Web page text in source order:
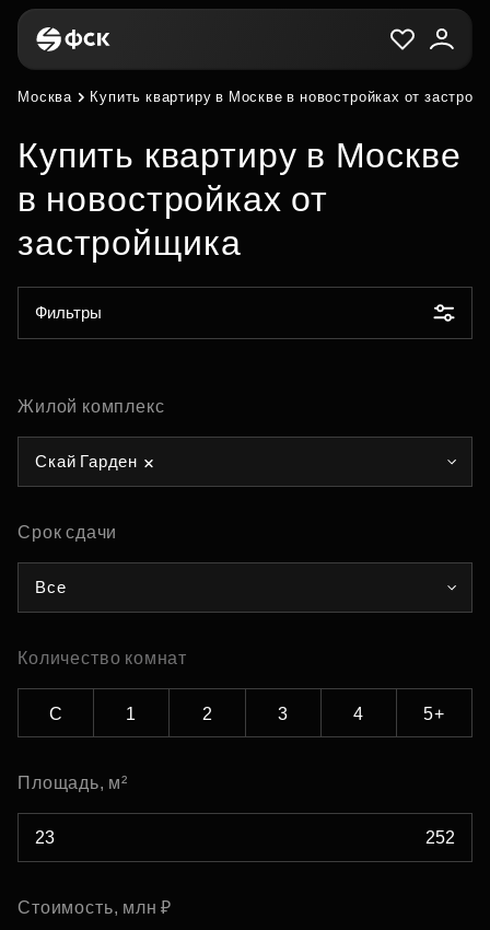
Москва Купить квартиру в Москве в новостройках от
Купить квартиру в Москве
в новостройках от
застройщика
Фильтры
Жилой комплекс
Скай Гарден
Срок сдачи
Все
Количество комнат
С 1 2 3 4 5+
Площадь, м²
Стоимость, млн ₽